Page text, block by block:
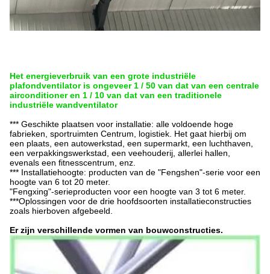
Het energieverbruik van een grote industriële
plafondventilator is ongeveer 1 / 50 van dat van een centrale
airconditioner en 1 / 10 van dat van een traditionele
industriële wandventilator
*** Geschikte plaatsen voor installatie: alle voldoende hoge
fabrieken, sportruimten Centrum, logistiek. Het gaat hierbij om
een plaats, een autowerkstad, een supermarkt, een luchthaven,
een verpakkingswerkstad, een veehouderij, allerlei hallen,
evenals een fitnesscentrum, enz.
*** Installatiehoogte: producten van de "Fengshen"-serie voor een
hoogte van 6 tot 20 meter.
"Fengxing"-serieproducten voor een hoogte van 3 tot 6 meter.
***Oplossingen voor de drie hoofdsoorten installatieconstructies
zoals hierboven afgebeeld.
Er zijn verschillende vormen van bouwconstructies.